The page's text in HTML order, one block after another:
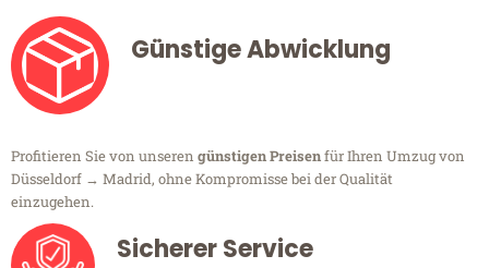
Günstige Abwicklung
Profitieren Sie von unseren günstigen Preisenfür Ihren Umzug von
Düsseldorf → Madrid, ohne Kompromisse bei der Qualität
einzugehen.
Sicherer Service